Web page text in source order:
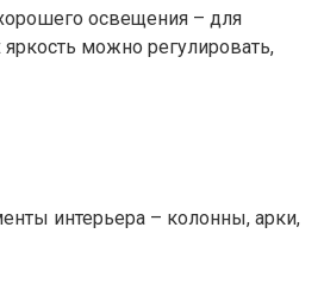
освещения – для
можно регулировать,
интерьера – колонны, арки,